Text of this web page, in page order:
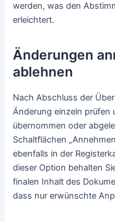
werden, was den
erleichtert.
Änderungen
ablehnen
Nach Abschluss der
Änderung einzeln prüfen
übernommen oder
Schaltflächen
ebenfalls in der
dieser Option behalten
finalen Inhalt des
dass nur erwünschte